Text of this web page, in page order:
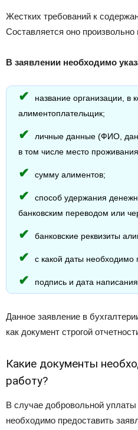
Жестких требований к
Составляется оно
В заявлении необходимо
название организации, в
алиментоплательщик;
личные данные (ФИО,
в том числе место
сумму алиментов;
способ удержания
банковским переводом или
банковские реквизиты
с какой даты необходимо
подпись и дата
Данное заявление в
как документ строгой
Какие документы
работу?
В случае добровольной
необходимо предоставить